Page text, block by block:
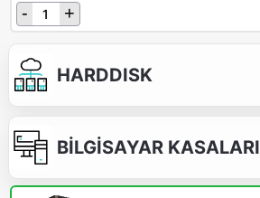
- +
HARDDISK
BİLGİSAYAR KASALARI